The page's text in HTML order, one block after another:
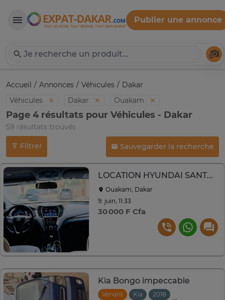
Expat-Dakar
Publier une annonce
Accueil Annonces Véhicules
Dakar
Véhicules
Dakar Ouakam
Page 4 résultats pour Véhicules - Dakar
59 résultats trouvés
Filtrer Sauvegarder la recherche
LOCATION HYUNDAI SANTAFEE
Ouakam, Dakar
9. juin, 11:33
30 000 F Cfa
Kia Bongo impeccable
Venant Kia 2018